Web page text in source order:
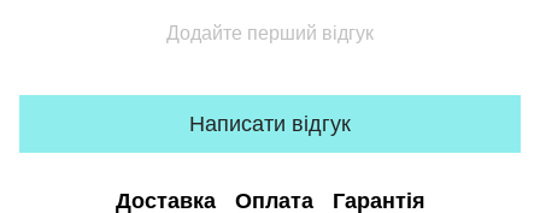
Додайте перший відгук
Написати відгук
Доставка Оплата Гарантія